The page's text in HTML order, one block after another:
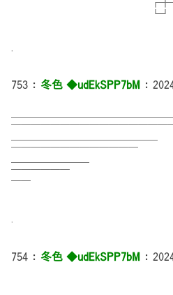
753 ： 冬色 ◆udEkSPP7bM ：
━━━━━━━━━━━━━━━
━━━━━━━━
754 ： 冬色 ◆udEkSPP7bM ：